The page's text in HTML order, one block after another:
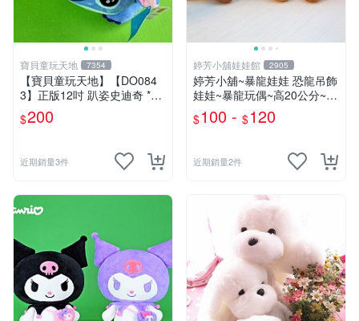
寶貝童玩天地 7354
【寶貝童玩天地】【DO084
3】正版12吋 趴姿史迪奇 *D
O01
$200
近期銷量3件
婷芳小舖娃娃館 2905
婷芳小舖~暴龍娃娃 恐龍吊飾
娃娃~暴龍玩偶~高20公分~恐
龍娃娃~侏儸紀世界~暴龍 暴
龍玩偶~生日/情人禮物~全省
$100 - $120
近期銷量2件